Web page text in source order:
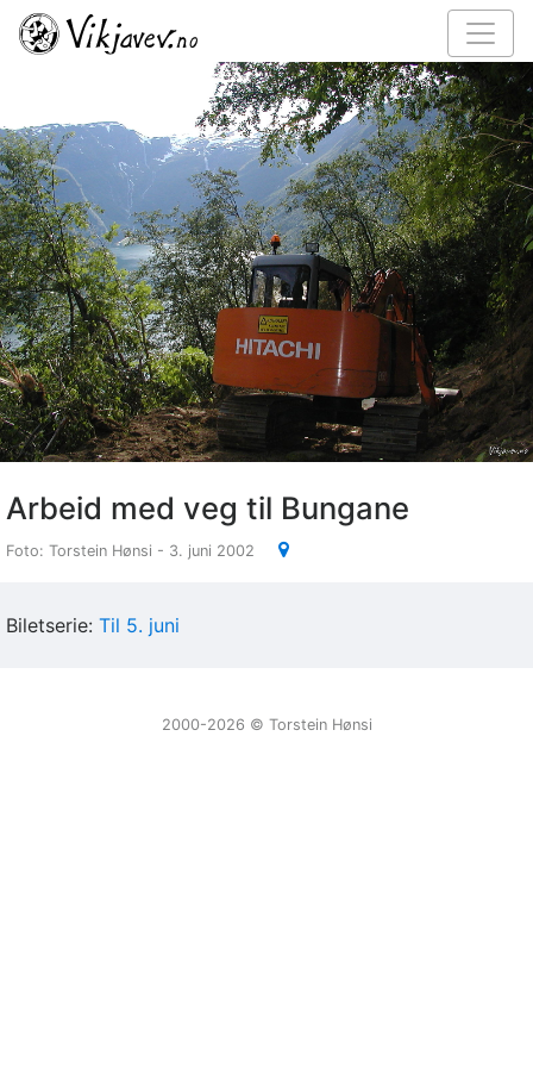
Arbeid med veg til Bungane
Foto: Torstein Hønsi - 3. juni 2002
Biletserie: Til 5. juni
2000-2026 ©️ Torstein Hønsi